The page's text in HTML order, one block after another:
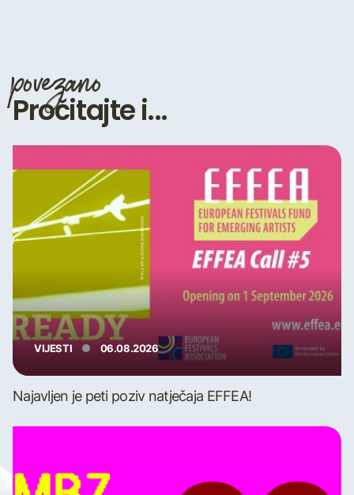
povezano
Pročitajte i...
VIJESTI 06.08.2026
Najavljen je peti poziv natječaja EFFEA!